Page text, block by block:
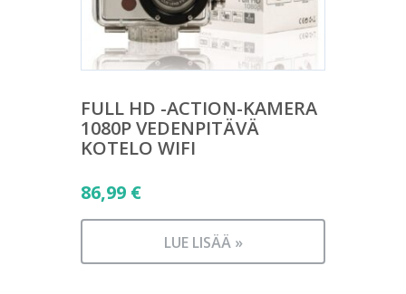
FULL HD -ACTION-KAMERA
1080P VEDENPITÄVÄ
KOTELO WIFI
86,99 €
LUE LISÄÄ »